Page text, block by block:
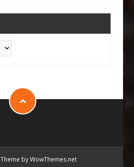
Theme by WowThemes.net